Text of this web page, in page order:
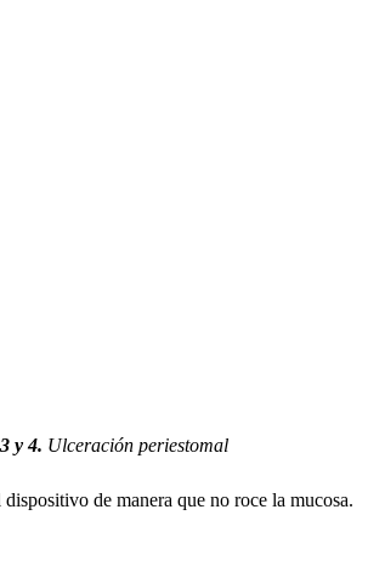
y 4. Ulceración periestomal
de manera que no roce la mucosa.